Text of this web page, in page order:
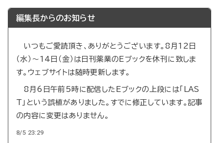
編集長からのお知らせ
いつもご愛読頂き、ありがとうございます。8月12日
（水）～14日（金）は日刊薬業のEブックを休刊に致しま
す。ウェブサイトは随時更新します。
8月6日午前5時に配信したEブックの上段には「LAS
T」という誤植がありました。すでに修正しています。記事
の内容に変更はありません。
8/5 23:29